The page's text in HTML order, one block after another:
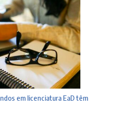
em licenciatura EaD têm